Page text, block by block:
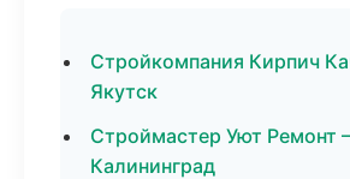
Стройкомпания Кирпич
Якутск
Строймастер Уют Ремонт
Калининград